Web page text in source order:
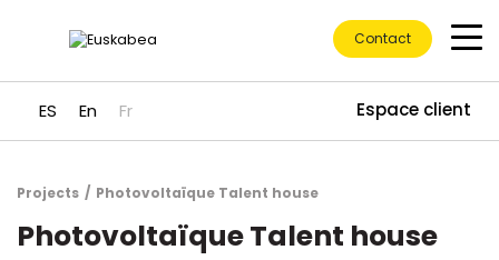
Accéder directement au contenu
ES En Fr Espace client
Contact
Projects Photovoltaïque Talent house
Photovoltaïque Talent house